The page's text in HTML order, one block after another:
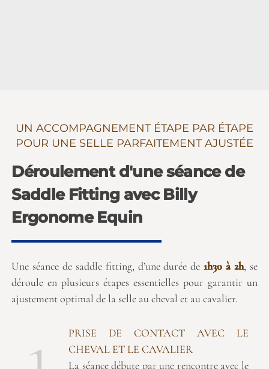
UN ACCOMPAGNEMENT ÉTAPE PAR ÉTAPE
POUR UNE SELLE PARFAITEMENT AJUSTÉE
Déroulement d'une séance de
Saddle Fitting avec Billy
Ergonome Equin
Une séance de saddle fitting, d’une durée de1h30 à 2h, se
déroule en plusieurs étapes essentielles pour garantir un
ajustement optimal de la selle au cheval et au cavalier.
PRISE DE CONTACT AVEC LE
CHEVAL ET LE CAVALIER
La séance débute par une rencontre avec le